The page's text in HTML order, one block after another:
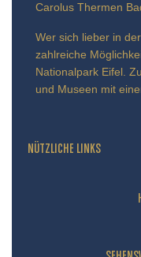
Carolus Thermen
Wer sich lieber in
zahlreiche
Nationalpark Eifel.
und Museen mit
NÜTZLICHE LINKS